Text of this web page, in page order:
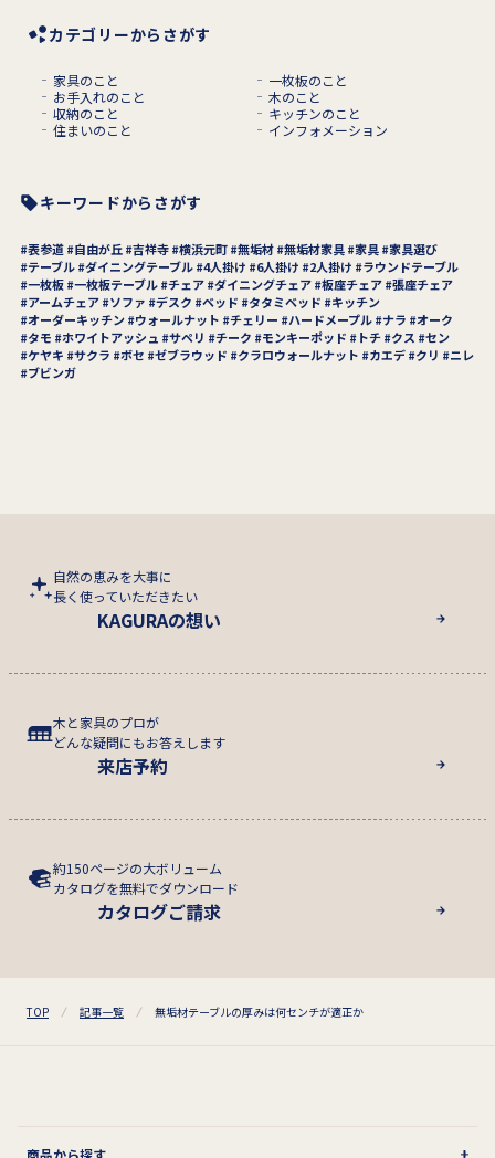
カテゴリーからさがす
家具のこと
一枚板のこと
お手入れのこと
木のこと
収納のこと
キッチンのこと
住まいのこと
インフォメーション
キーワードからさがす
表参道 自由が丘 吉祥寺 横浜元町 無垢材 無垢材家具 家具
家具選び
テーブル ダイニングテーブル 4人掛け 6人掛け 2人掛け
ラウンドテーブル
一枚板 一枚板テーブル チェア ダイニングチェア 板座チェア 張座チェア
アームチェア
ソファ デスク ベッド タタミベッド
キッチン
オーダーキッチン
ウォールナット チェリー ハードメープル ナラ
オーク
タモ
ホワイトアッシュ サペリ チーク モンキーポッド トチ クス
セン
ケヤキ
サクラ ボセ ゼブラウッド クラロウォールナット カエデ クリ
ニレ
ブビンガ
自然の恵みを大事に
長く使っていただきたい
KAGURAの想い
木と家具のプロが
どんな疑問にもお答えします
来店予約
約150ページの大ボリューム
カタログを無料でダウンロード
カタログご請求
TOP 記事一覧 無垢材テーブルの厚みは何センチが適正か
商品から探す